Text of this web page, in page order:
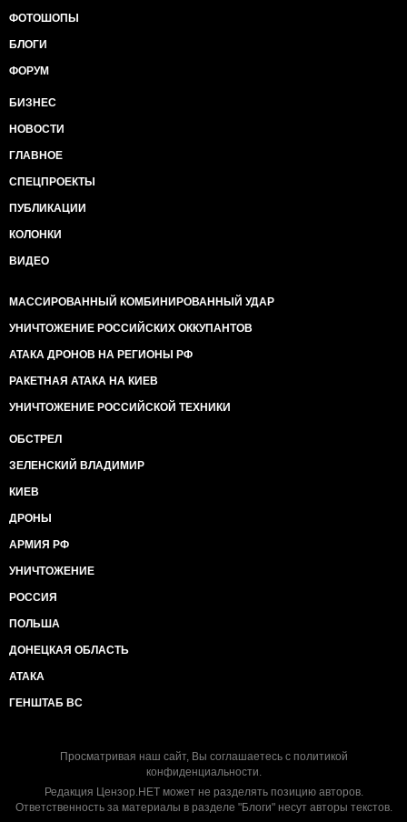
ФОТОШОПЫ
БЛОГИ
ФОРУМ
БИЗНЕС
НОВОСТИ
ГЛАВНОЕ
СПЕЦПРОЕКТЫ
ПУБЛИКАЦИИ
КОЛОНКИ
ВИДЕО
МАССИРОВАННЫЙ КОМБИНИРОВАННЫЙ УДАР
УНИЧТОЖЕНИЕ РОССИЙСКИХ ОККУПАНТОВ
АТАКА ДРОНОВ НА РЕГИОНЫ РФ
РАКЕТНАЯ АТАКА НА КИЕВ
УНИЧТОЖЕНИЕ РОССИЙСКОЙ ТЕХНИКИ
ОБСТРЕЛ
ЗЕЛЕНСКИЙ ВЛАДИМИР
КИЕВ
ДРОНЫ
АРМИЯ РФ
УНИЧТОЖЕНИЕ
РОССИЯ
ПОЛЬША
ДОНЕЦКАЯ ОБЛАСТЬ
АТАКА
ГЕНШТАБ ВС
Просматривая наш сайт, Вы соглашаетесь с политикой
конфиденциальности.
Редакция Цензор.НЕТ может не разделять позицию авторов.
Ответственность за материалы в разделе "Блоги" несут авторы текстов.